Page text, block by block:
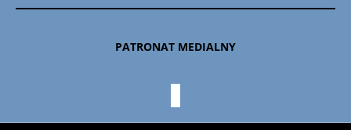
PATRONAT MEDIALNY